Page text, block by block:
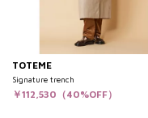
TOTEME
Signature trench
￥112,530（40%OFF）